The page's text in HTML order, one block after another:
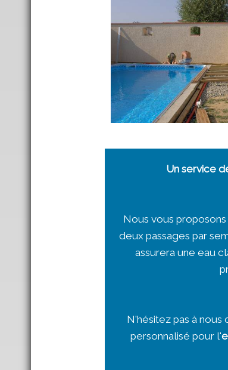
Un service
Nous vous proposons
deux passages par
assurera une eau
N'hésitez pas à
personnalisé pour l'